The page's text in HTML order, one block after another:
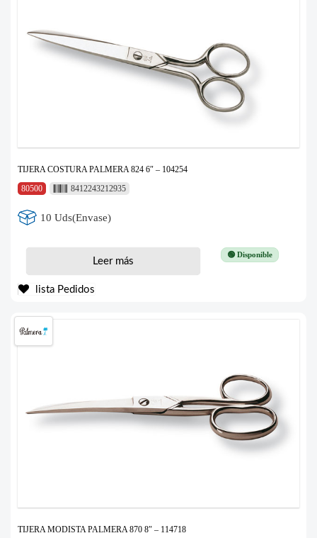
TIJERA COSTURA PALMERA 824 6″ – 104254
80500
8412243212935
10 Uds(Envase)
🟢 Disponible
Leer más
lista Pedidos
TIJERA MODISTA PALMERA 870 8″ – 114718